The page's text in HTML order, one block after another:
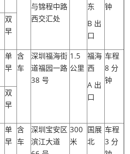
与锦程中路
西交汇处
东
B 出
口
钟
双
早
单
早
含
车
深圳福海街
道福园一路
38 号
1.5
公里
福海
西
A 出
口
车程
8 分
钟
双
早
单
早
含
车
深圳宝安区
滨江大道
300
米
国展
北
车程
3 分